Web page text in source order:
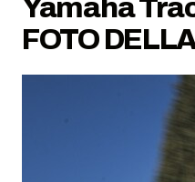
Yamaha
FOTO